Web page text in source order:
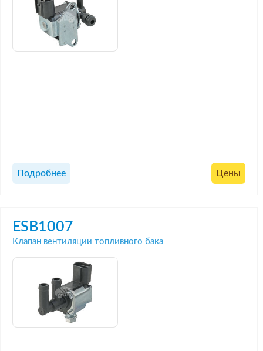
Подробнее Цены
ESB1007
Клапан вентиляции топливного бака